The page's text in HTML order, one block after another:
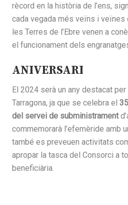
rècord en la història de l’ens,
cada vegada més veïns i veïnes
les Terres de l’Ebre venen a
el funcionament dels
ANIVERSARI
El 2024 serà un any destacat
Tarragona, ja que se celebra el
del servei de subministrament
commemorarà l’efemèride amb
també es preveuen activitats
apropar la tasca del Consorci a
beneficiària.